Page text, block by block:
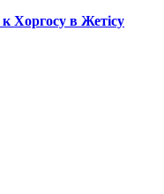
Хоргосу в Жетісу